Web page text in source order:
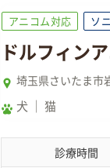
アニコム対応 ソ
ドルフィン
埼玉県さいたま市
犬 猫
診療時間